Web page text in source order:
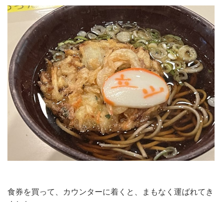
食券を買って、カウンターに着くと、まもなく運ばれてき